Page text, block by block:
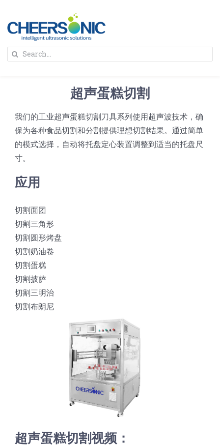
content
蛋糕切割机
蛋糕切片机
三角蛋糕切割机
块状奶酪切片
条状奶酪切片
挤出奶酪切片
披萨切割机
三明治切割机
寿司切割机
面团
常温面团切割
冷冻面团切割
糕点/糖果
牛轧糖切割
宠物食品
超声波设备
人才招聘
联系我们
Search
超声蛋糕切割
我们的工业超声蛋糕切割刀具系列使用超声波技术，确
保为各种食品切割和分割提供理想切割结果。通过简单
的模式选择，自动将托盘定心装置调整到适当的托盘尺
寸。
应用
切割面团
切割三角形
切割圆形烤盘
切割奶油卷
切割蛋糕
切割披萨
切割三明治
切割布朗尼
超声蛋糕切割视频：